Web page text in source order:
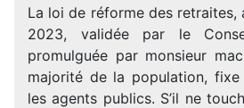
La loi de réforme des retraites,
2023, validée par le
promulguée par monsieur
majorité de la population, fixe
les agents publics. S’il ne